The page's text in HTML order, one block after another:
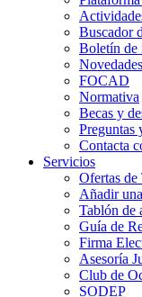
Buscador
Boletín de
Novedades
FOCAD
Normativa
Becas y
Preguntas
Contacta
Servicios
Ofertas de
Añadir
Tablón de
Guía de
Firma
Asesoría
Club de
SODEP